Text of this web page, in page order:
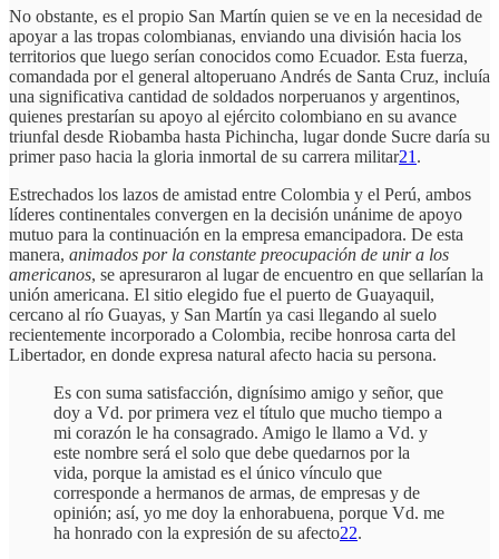
No obstante, es el propio San Martín quien se ve en la necesidad de
apoyar a las tropas colombianas, enviando una división hacia los
territorios que luego serían conocidos como Ecuador. Esta fuerza,
comandada por el general altoperuano Andrés de Santa Cruz, incluía
una significativa cantidad de soldados norperuanos y argentinos,
quienes prestarían su apoyo al ejército colombiano en su avance
triunfal desde Riobamba hasta Pichincha, lugar donde Sucre daría su
primer paso hacia la gloria inmortal de su carrera militar21 .
Estrechados los lazos de amistad entre Colombia y el Perú, ambos
líderes continentales convergen en la decisión unánime de apoyo
mutuo para la continuación en la empresa emancipadora. De esta
manera, animados por la constante preocupación de unir a los
americanos, se apresuraron al lugar de encuentro en que sellarían la
unión americana. El sitio elegido fue el puerto de Guayaquil,
cercano al río Guayas, y San Martín ya casi llegando al suelo
recientemente incorporado a Colombia, recibe honrosa carta del
Libertador, en donde expresa natural afecto hacia su persona.
Es con suma satisfacción, dignísimo amigo y señor, que
doy a Vd. por primera vez el título que mucho tiempo a
mi corazón le ha consagrado. Amigo le llamo a Vd. y
este nombre será el solo que debe quedarnos por la
vida, porque la amistad es el único vínculo que
corresponde a hermanos de armas, de empresas y de
opinión; así, yo me doy la enhorabuena, porque Vd. me
ha honrado con la expresión de su afecto22.